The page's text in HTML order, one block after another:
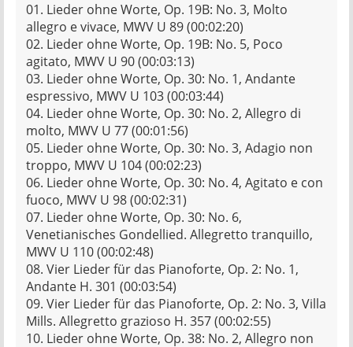
01. Lieder ohne Worte, Op. 19B: No. 3, Molto
allegro e vivace, MWV U 89 (00:02:20)
02. Lieder ohne Worte, Op. 19B: No. 5, Poco
agitato, MWV U 90 (00:03:13)
03. Lieder ohne Worte, Op. 30: No. 1, Andante
espressivo, MWV U 103 (00:03:44)
04. Lieder ohne Worte, Op. 30: No. 2, Allegro di
molto, MWV U 77 (00:01:56)
05. Lieder ohne Worte, Op. 30: No. 3, Adagio non
troppo, MWV U 104 (00:02:23)
06. Lieder ohne Worte, Op. 30: No. 4, Agitato e con
fuoco, MWV U 98 (00:02:31)
07. Lieder ohne Worte, Op. 30: No. 6,
Venetianisches Gondellied. Allegretto tranquillo,
MWV U 110 (00:02:48)
08. Vier Lieder für das Pianoforte, Op. 2: No. 1,
Andante H. 301 (00:03:54)
09. Vier Lieder für das Pianoforte, Op. 2: No. 3, Villa
Mills. Allegretto grazioso H. 357 (00:02:55)
10. Lieder ohne Worte, Op. 38: No. 2, Allegro non